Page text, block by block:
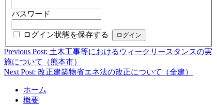
パスワード
ログイン状態を保存する
投
稿
Previous Post: 土木工事等におけるウィークリースタンスの実
施について（熊本市）
Next Post: 改正建築物省エネ法の改正について（全建）
ホーム
概要